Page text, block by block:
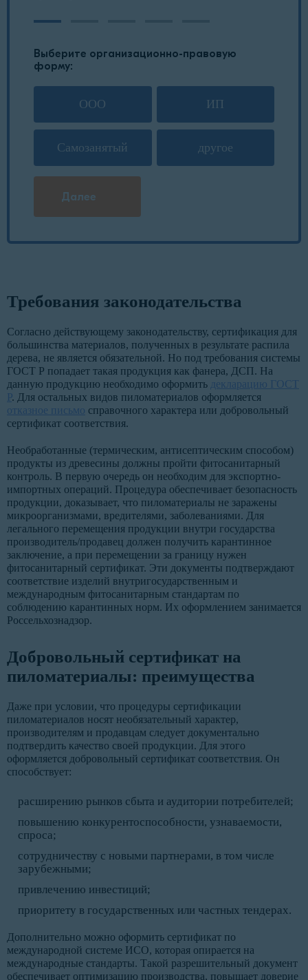
Выберите организационно-правовую
форму:
ООО ИП
Самозанятый другое
Далее
Требования законодательства
Согласно действующему законодательству, сертификация для
большинства материалов, полученных в результате распила
дерева, не является обязательной. Но под требования системы
ГОСТ Р попадает такая продукция как фанера, ДСП. На
данную продукцию необходимо оформить декларацию ГОСТ
Р. Для остальных видов пиломатериалов оформляется
отказное письмо справочного характера или добровольный
сертификат соответствия.
Необработанные (термическим, антисептическим способом)
продукты из древесины должны пройти фитосанитарный
контроль. В первую очередь он необходим для экспортно-
импортных операций. Процедура обеспечивает безопасность
продукции, доказывает, что пиломатериалы не заражены
микроорганизмами, вредителями, заболеваниями. Для
легального перемещения продукции внутри государства
производитель/продавец должен получить карантинное
заключение, а при перемещении за границу нужен
фитосанитарный сертификат. Эти документы подтверждают
соответствие изделий внутригосударственным и
международным фитосанитарным стандартам по
соблюдению карантинных норм. Их оформлением занимается
Россельхознадзор.
Добровольный сертификат на
пиломатериалы: преимущества
Даже при условии, что процедуры сертификации
пиломатериалов носят необязательный характер,
производителям и продавцам следует документально
подтвердить качество своей продукции. Для этого
оформляется добровольный сертификат соответствия. Он
способствует:
расширению рынков сбыта и аудитории потребителей;
повышению конкурентоспособности, узнаваемости,
спроса;
сотрудничеству с новыми партнерами, в том числе
зарубежными;
привлечению инвестиций;
приоритету в государственных или частных тендерах.
Дополнительно можно оформить сертификат по
международной системе ИСО, которая опирается на
международные стандарты. Такой разрешительный документ
обеспечивает оптимизацию производства, повышает доверие